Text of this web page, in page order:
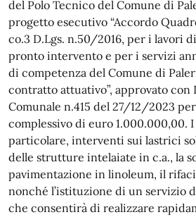
del Polo Tecnico del Comune di
progetto esecutivo “Accordo
co.3 D.Lgs. n.50/2016, per i lavori
pronto intervento e per i servizi
di competenza del Comune di
contratto attuativo”, approvato con
Comunale n.415 del 27/12/2023
complessivo di euro 1.000.000,00.
particolare, interventi sui lastrici
delle strutture intelaiate in c.a., la
pavimentazione in linoleum, il
nonché l’istituzione di un servizio
che consentirà di realizzare